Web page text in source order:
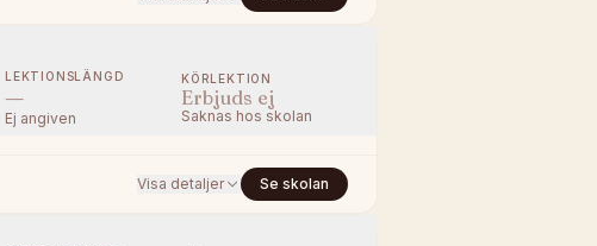
LEKTIONSLÄNGD
—
Ej angiven
KÖRLEKTION
Erbjuds ej
Saknas hos skolan
Visa detaljer Se skolan